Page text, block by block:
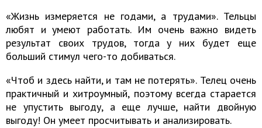
«Жизнь измеряется не годами, а трудами». Тельцы
любят и умеют работать. Им очень важно видеть
результат своих трудов, тогда у них будет еще
больший стимул чего-то добиваться.
«Чтоб и здесь найти, и там не потерять». Телец очень
практичный и хитроумный, поэтому всегда старается
не упустить выгоду, а еще лучше, найти двойную
выгоду! Он умеет просчитывать и анализировать.